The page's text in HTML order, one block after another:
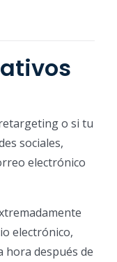
o si tu
sociales,
electrónico
electrónico,
hora después de